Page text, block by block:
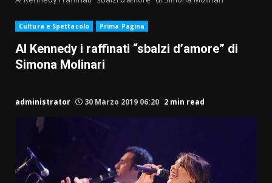
Cultura e Spettacolo Prima Pagina
Al Kennedy i raffinati “sbalzi d’amore” di
Simona Molinari
administrator 30 Marzo 2019 06:20 2 min read